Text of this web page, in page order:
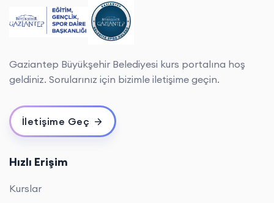
Gaziantep Büyükşehir Belediyesi kurs portalına hoş
geldiniz. Sorularınız için bizimle iletişime geçin.
İletişime Geç
Hızlı Erişim
Kurslar